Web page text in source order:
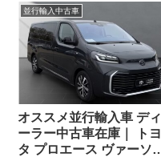
左ハンドル
並行輸入中古車
オススメ並行輸入車 ディ
ーラー中古車在庫｜ トヨ
タ プロエース ヴァーソ